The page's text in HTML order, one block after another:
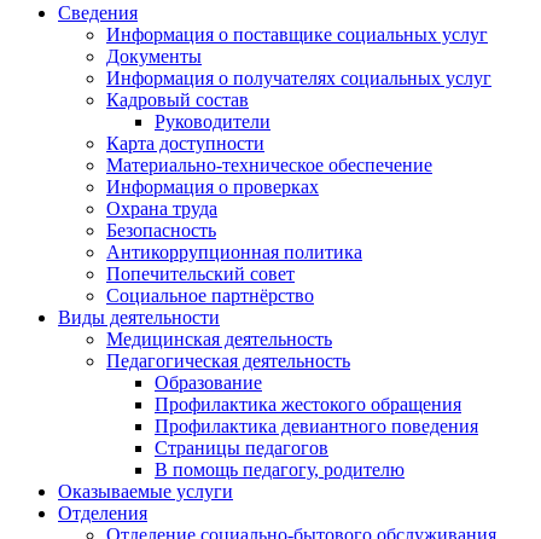
Сведения
Информация о поставщике социальных услуг
Документы
Информация о получателях социальных услуг
Кадровый состав
Руководители
Карта доступности
Материально-техническое обеспечение
Информация о проверках
Охрана труда
Безопасность
Антикоррупционная политика
Попечительский совет
Социальное партнёрство
Виды деятельности
Медицинская деятельность
Педагогическая деятельность
Образование
Профилактика жестокого обращения
Профилактика девиантного поведения
Страницы педагогов
В помощь педагогу, родителю
Оказываемые услуги
Отделения
Отделение социально-бытового обслуживания